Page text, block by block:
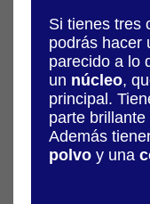
Si tienes tres
podrás hacer
parecido a lo
un núcleo,
principal.
parte
Además
polvo y una